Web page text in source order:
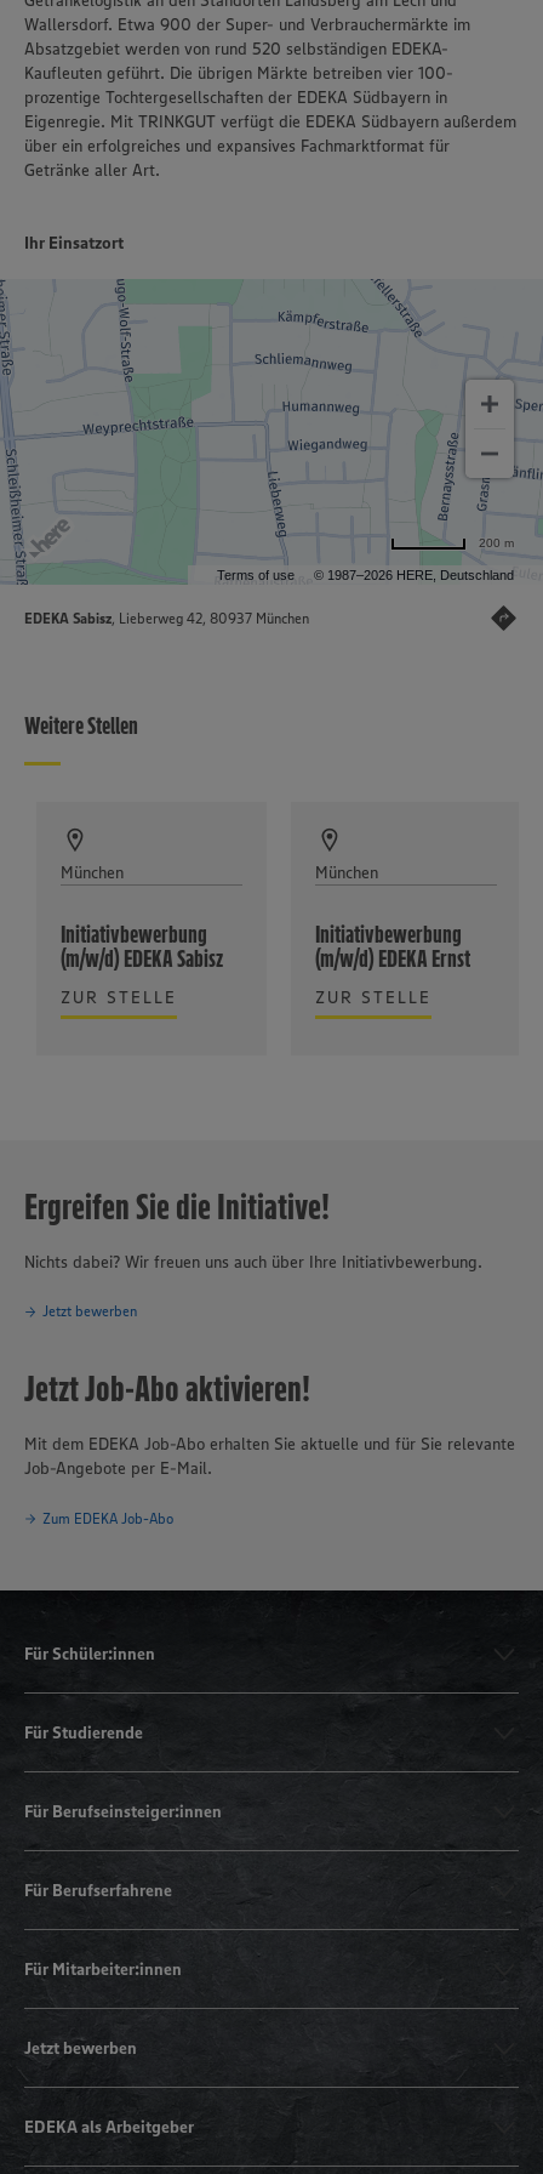
Policy unter den Stichworten „YouTube” und „Vimeo”.
Wallersdorf. Etwa 900 der Super- und Verbrauchermärkte im
Absatzgebiet werden von rund 520 selbständigen EDEKA-
Kaufleuten geführt. Die übrigen Märkte betreiben vier 100-
prozentige Tochtergesellschaften der EDEKA Südbayern in
Eigenregie. Mit TRINKGUT verfügt die EDEKA Südbayern außerdem
über ein erfolgreiches und expansives Fachmarktformat für
Getränke aller Art.
Ihr Einsatzort
Terms of use © 1987–2026 HERE, Deutschland
200 m
EDEKA Sabisz , Lieberweg 42, 80937 München
Weitere Stellen
München
Initiativbewerbung
(m/w/d) EDEKA Sabisz
ZUR STELLE
München
Initiativbewerbung
(m/w/d) EDEKA Ernst
ZUR STELLE
Ergreifen Sie die Initiative!
Nichts dabei? Wir freuen uns auch über Ihre Initiativbewerbung.
Jetzt bewerben
Jetzt Job-Abo aktivieren!
Mit dem EDEKA Job-Abo erhalten Sie aktuelle und für Sie relevante
Job-Angebote per E-Mail.
Zum EDEKA Job-Abo
Für Schüler:innen
Für Studierende
Für Berufseinsteiger:innen
Für Berufserfahrene
Für Mitarbeiter:innen
Jetzt bewerben
EDEKA als Arbeitgeber